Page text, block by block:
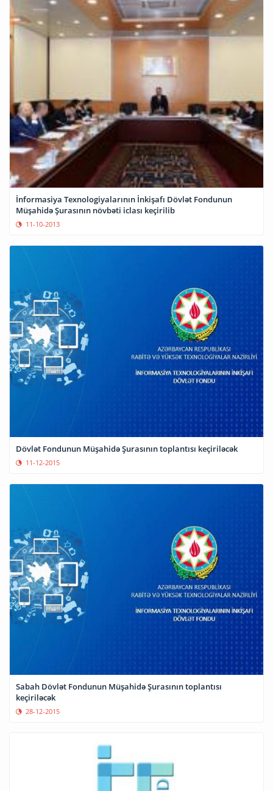
İnformasiya Texnologiyalarının İnkişafı Dövlət Fondunun
Müşahidə Şurasının növbəti iclası keçirilib
11-10-2013
Dövlət Fondunun Müşahidə Şurasının toplantısı keçiriləcək
11-12-2015
Sabah Dövlət Fondunun Müşahidə Şurasının toplantısı
keçiriləcək
28-12-2015